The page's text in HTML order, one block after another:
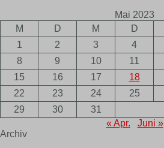
Mai 2023
M
D M D
1
2 3 4
8
9 10 11
15
16 17 18
22
23 24 25
29
30
31
« Apr.
Juni »
Archiv